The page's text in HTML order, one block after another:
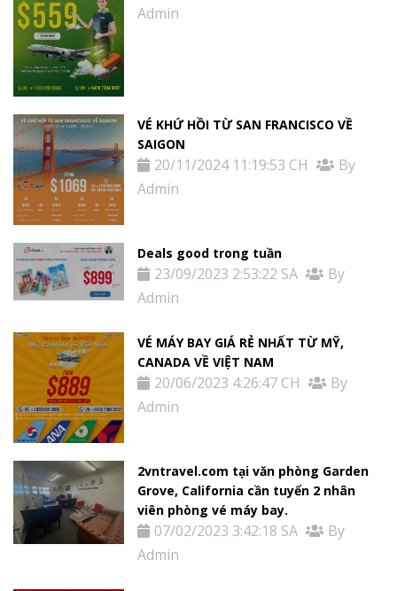
Admin
VÉ KHỨ HỒI TỪ SAN FRANCISCO VỀ
SAIGON
20/11/2024 11:19:53 CH
By
Admin
Deals good trong tuần
23/09/2023 2:53:22 SA
By
Admin
VÉ MÁY BAY GIÁ RẺ NHẤT TỪ MỸ,
CANADA VỀ VIỆT NAM
20/06/2023 4:26:47 CH
By
Admin
2vntravel.com tại văn phòng Garden
Grove, California cần tuyển 2 nhân
viên phòng vé máy bay.
07/02/2023 3:42:18 SA
By
Admin